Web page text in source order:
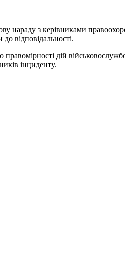
нараду з керівниками
відповідальності.
дій
інциденту.